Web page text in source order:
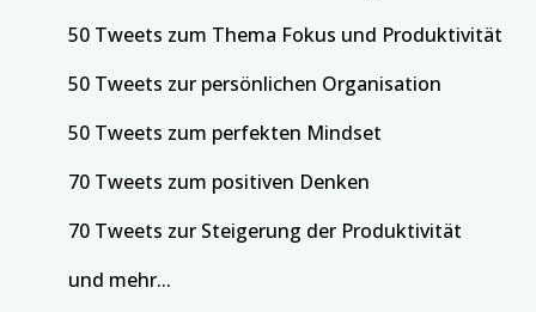
50 Tweets zum Thema Fokus und Produktivität
50 Tweets zur persönlichen Organisation
50 Tweets zum perfekten Mindset
70 Tweets zum positiven Denken
70 Tweets zur Steigerung der Produktivität
und mehr...